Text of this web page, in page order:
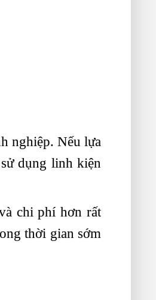
nghiệp. Nếu lựa
dụng linh kiện
chi phí hơn rất
thời gian sớm